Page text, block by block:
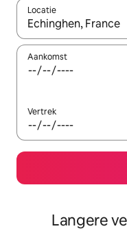
Locatie
Wanneer er
Aankomst
Vertrek
Langere